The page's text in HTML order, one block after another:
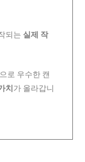
되는 실제 작
로 우수한 캔
치 가 올라갑니